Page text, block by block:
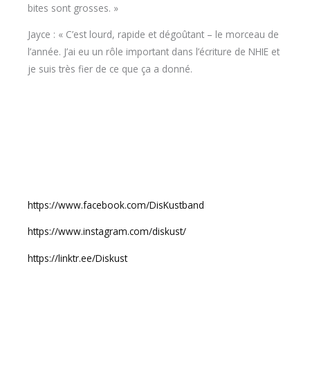
bites sont grosses. »
Jayce : « C’est lourd, rapide et dégoûtant – le morceau de
l’année. J’ai eu un rôle important dans l’écriture de NHIE et
je suis très fier de ce que ça a donné.
https://www.facebook.com/DisKustband
https://www.instagram.com/diskust/
https://linktr.ee/Diskust